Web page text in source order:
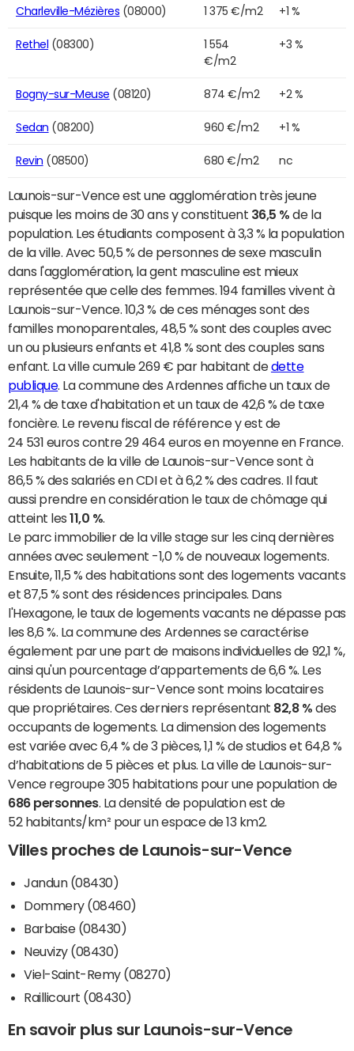
Charleville-Mézières (08000) 1 375 €/m2 +1 %
Rethel (08300)
1 554
€/m2
+3 %
Bogny-sur-Meuse (08120) 874 €/m2 +2 %
Sedan (08200) 960 €/m2 +1 %
Revin (08500) 680 €/m2 nc
Launois-sur-Vence est une agglomération très jeune
puisque les moins de 30 ans y constituent 36,5 % de la
population. Les étudiants composent à 3,3 % la population
de la ville. Avec 50,5 % de personnes de sexe masculin
dans l'agglomération, la gent masculine est mieux
représentée que celle des femmes. 194 familles vivent à
Launois-sur-Vence. 10,3 % de ces ménages sont des
familles monoparentales, 48,5 % sont des couples avec
un ou plusieurs enfants et 41,8 % sont des couples sans
enfant. La ville cumule 269 € par habitant dedette
publique. La commune des Ardennes affiche un taux de
21,4 % de taxe d'habitation et un taux de 42,6 % de taxe
foncière. Le revenu fiscal de référence y est de
24 531 euros contre 29 464 euros en moyenne en France.
Les habitants de la ville de Launois-sur-Vence sont à
86,5 % des salariés en CDI et à 6,2 % des cadres. Il faut
aussi prendre en considération le taux de chômage qui
atteint les11,0 %
Le parc immobilier de la ville stage sur les cinq dernières
années avec seulement -1,0 % de nouveaux logements.
Ensuite, 11,5 % des habitations sont des logements vacants
et 87,5 % sont des résidences principales. Dans
l'Hexagone, le taux de logements vacants ne dépasse pas
les 8,6 %. La commune des Ardennes se caractérise
également par une part de maisons individuelles de 92,1 %,
ainsi qu'un pourcentage d’appartements de 6,6 %. Les
résidents de Launois-sur-Vence sont moins locataires
que propriétaires. Ces derniers représentant 82,8 % des
occupants de logements. La dimension des logements
est variée avec 6,4 % de 3 pièces, 1,1 % de studios et 64,8 %
d’habitations de 5 pièces et plus. La ville de Launois-sur-
Vence regroupe 305 habitations pour une population de
686 personnes. La densité de population est de
52 habitants/km² pour un espace de 13 km2.
Villes proches de Launois-sur-Vence
Jandun (08430)
Dommery (08460)
Barbaise (08430)
Neuvizy (08430)
Viel-Saint-Remy (08270)
Raillicourt (08430)
En savoir plus sur Launois-sur-Vence